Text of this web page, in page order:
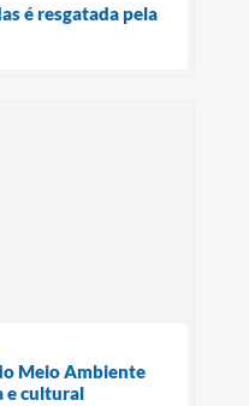
é resgatada pela
Meio Ambiente
e cultural